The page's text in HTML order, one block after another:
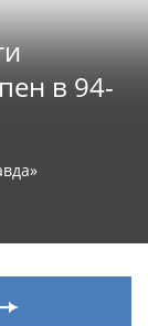
в 94-